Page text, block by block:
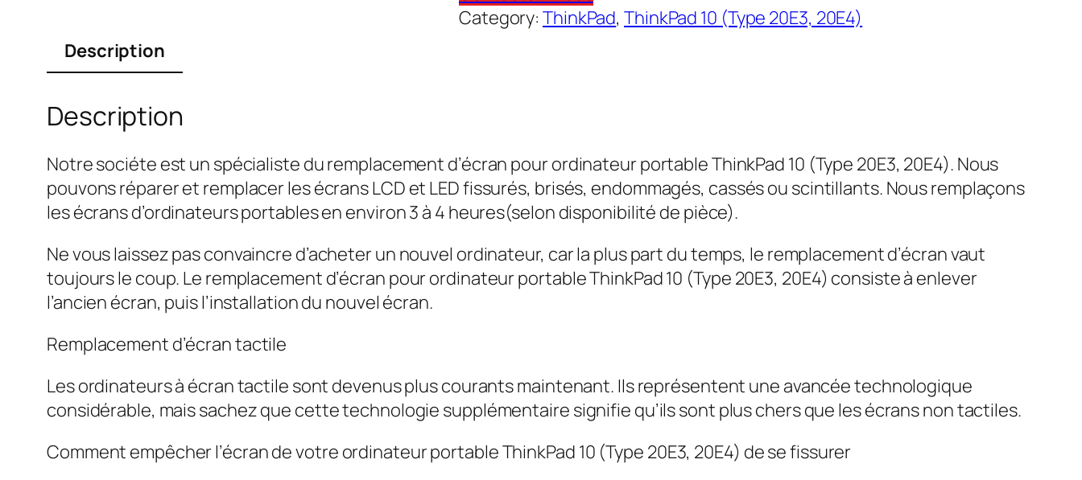
Category:ThinkPad, ThinkPad 10 (Type 20E3, 20E4)
Description
Description
Notre sociéte est un spécialiste du remplacement d’écran pour ordinateur portable ThinkPad 10 (Type 20E3, 20E4). Nous
pouvons réparer et remplacer les écrans LCD et LED fissurés, brisés, endommagés, cassés ou scintillants. Nous remplaçons
les écrans d’ordinateurs portables en environ 3 à 4 heures(selon disponibilité de pièce).
Ne vous laissez pas convaincre d’acheter un nouvel ordinateur, car la plus part du temps, le remplacement d’écran vaut
toujours le coup. Le remplacement d’écran pour ordinateur portable ThinkPad 10 (Type 20E3, 20E4) consiste à enlever
l’ancien écran, puis l’installation du nouvel écran.
Remplacement d’écran tactile
Les ordinateurs à écran tactile sont devenus plus courants maintenant. Ils représentent une avancée technologique
considérable, mais sachez que cette technologie supplémentaire signifie qu’ils sont plus chers que les écrans non tactiles.
Comment empêcher l’écran de votre ordinateur portable ThinkPad 10 (Type 20E3, 20E4) de se fissurer